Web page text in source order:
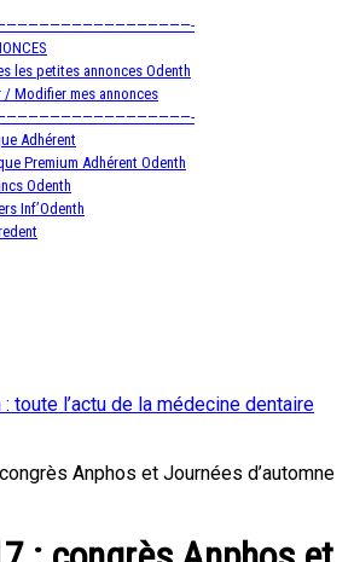
les petites annonces Odenth
/ Modifier mes annonces
Adhérent
Premium Adhérent Odenth
Odenth
Inf’Odenth
: toute l’actu de la médecine dentaire
Anphos et Journées d’automne